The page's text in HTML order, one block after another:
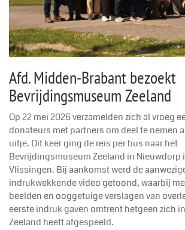
Afd. Midden-Brabant bezoekt
Bevrijdingsmuseum Zeeland
Op 22 mei 2026 verzamelden zich al vroeg
donateurs met partners om deel te nemen
uitje. Dit keer ging de reis per bus naar het
Bevrijdingsmuseum Zeeland in Nieuwdorp
Vlissingen. Bij aankomst werd de
indrukwekkende video getoond, waarbij
beelden en ooggetuige verslagen van
eerste indruk gaven omtrent hetgeen zich
Zeeland heeft afgespeeld.